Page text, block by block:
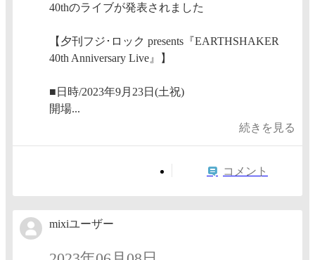
40thのライブが発表されました
【夕刊フジ･ロック presents『EARTHSHAKER
40th Anniversary Live』】
■日時/2023年9月23日(土祝)
開場...
続きを見る
コメント
mixiユーザー